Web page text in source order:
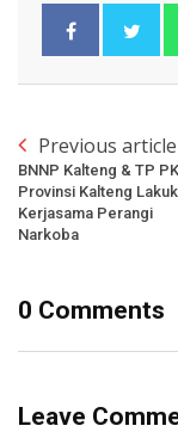
Previous article
BNNP Kalteng & TP
Provinsi Kalteng
Kerjasama Perangi
Narkoba
0 Comments
Leave